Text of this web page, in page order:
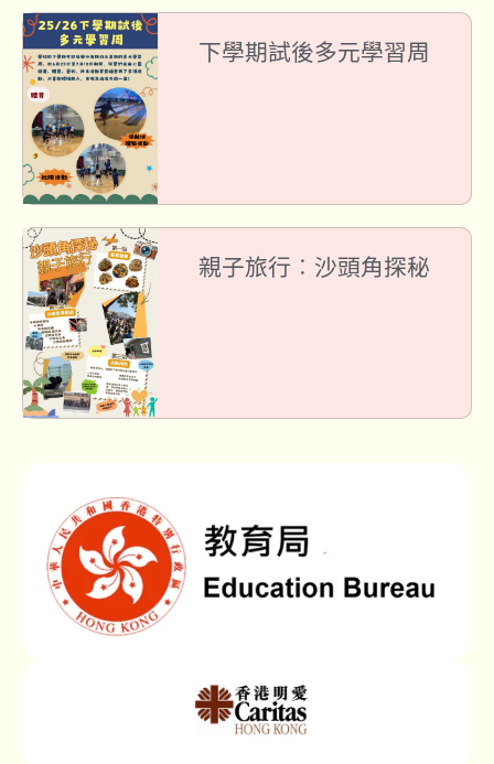
下學期試後多元學習周
親子旅行︰沙頭角探秘